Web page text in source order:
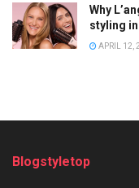
Why
styling
APRIL 12,
Blogstyletop